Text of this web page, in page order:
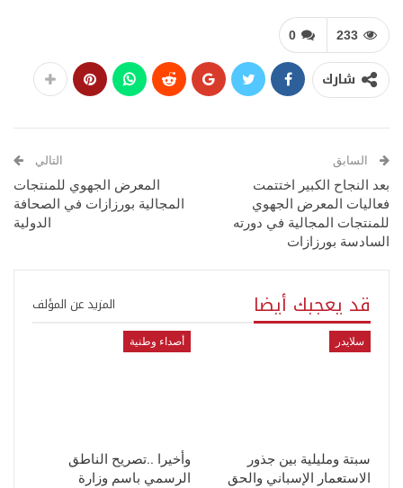
0 233
شارك
السابق
بعد النجاح الكبير اختتمت
فعاليات المعرض الجهوي
للمنتجات المجالية في دورته
السادسة بورزازات
التالي
المعرض الجهوي للمنتجات
المجالية بورزازات في الصحافة
الدولية
قد يعجبك أيضا المزيد عن المؤلف
سلايدر
سبتة ومليلية بين جذور
الاستعمار الإسباني والحق
أصداء وطنية
وأخيرا ..تصريح الناطق
الرسمي باسم وزارة